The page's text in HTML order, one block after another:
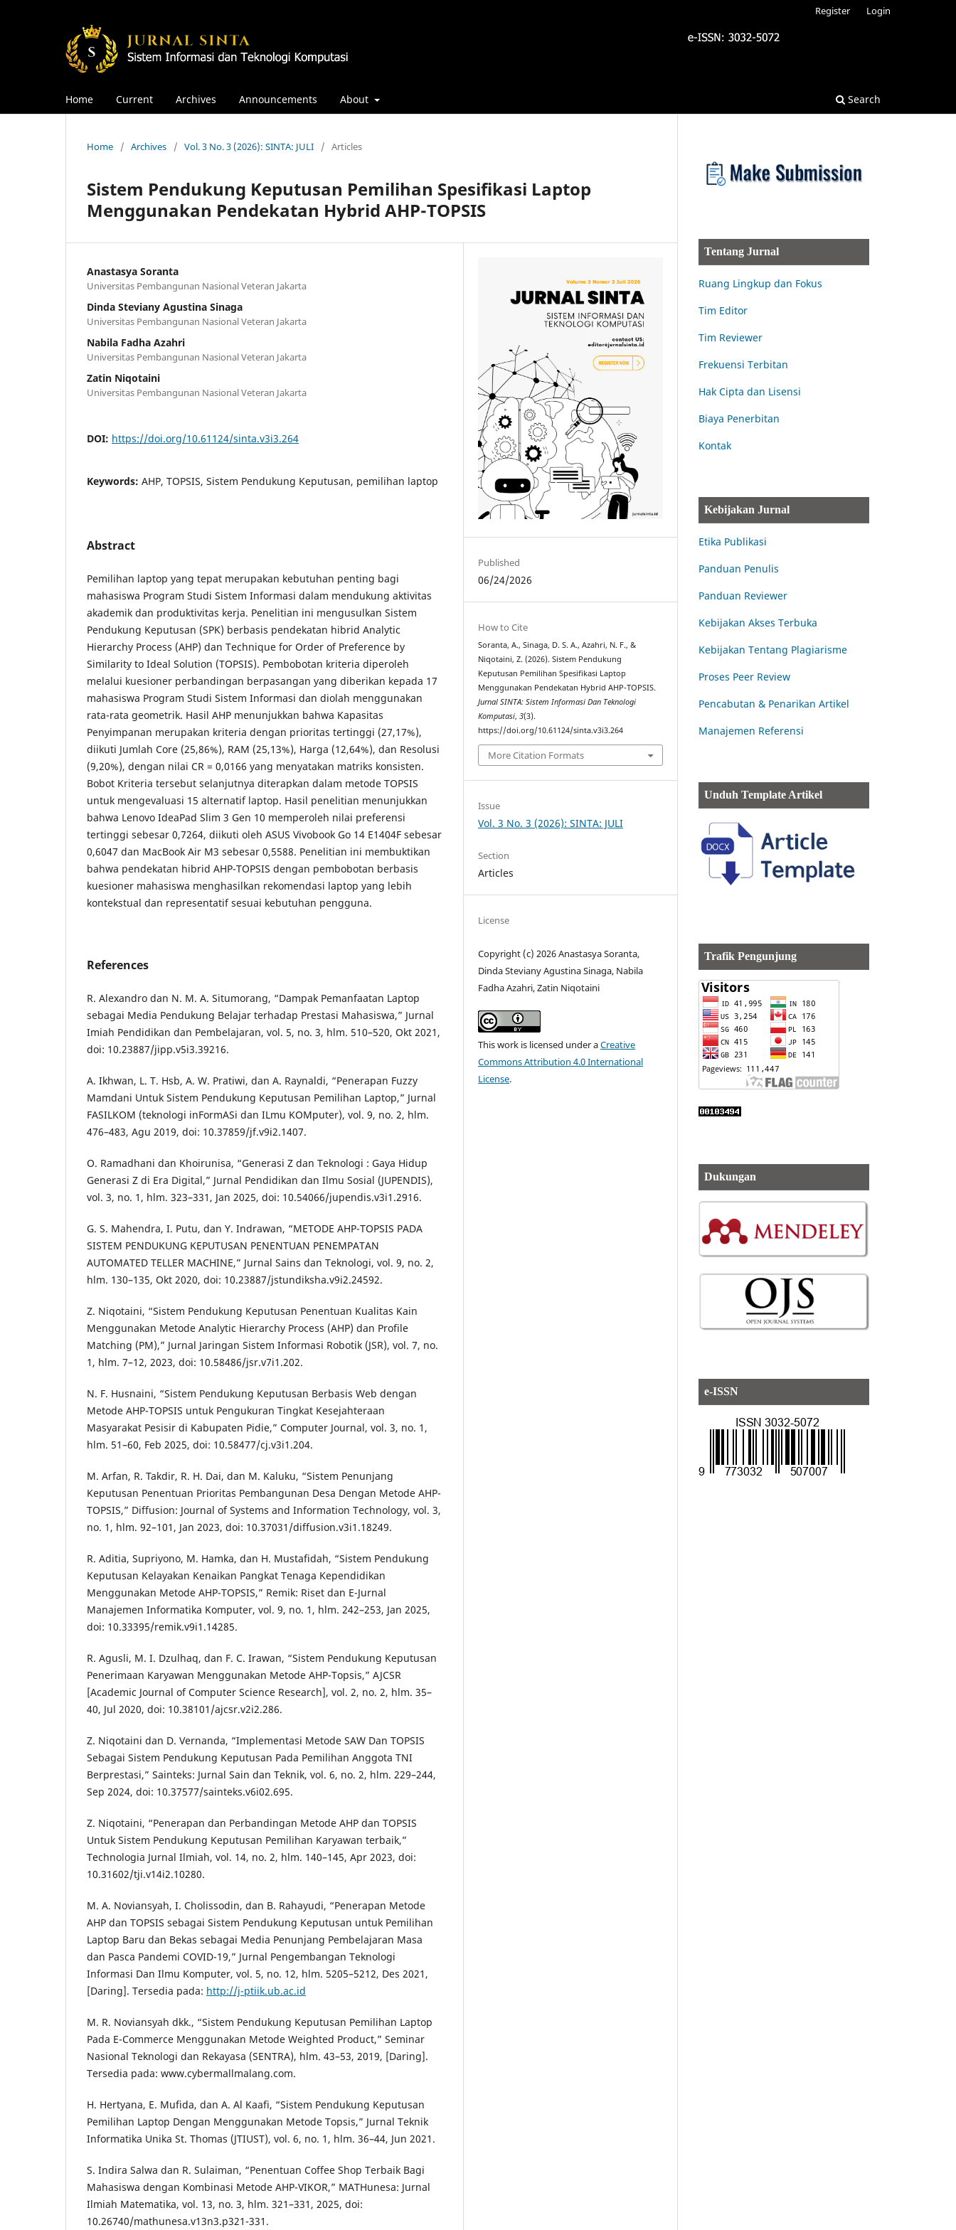
Home Current Archives Announcements About Search
Register Login
Home / Archives / Vol. 3 No. 3 (2026): SINTA: JULI / Articles
Sistem Pendukung Keputusan Pemilihan Spesifikasi Laptop
Menggunakan Pendekatan Hybrid AHP-TOPSIS
Anastasya Soranta
Universitas Pembangunan Nasional Veteran Jakarta
Dinda Steviany Agustina Sinaga
Universitas Pembangunan Nasional Veteran Jakarta
Nabila Fadha Azahri
Universitas Pembangunan Nasional Veteran Jakarta
Zatin Niqotaini
Universitas Pembangunan Nasional Veteran Jakarta
DOI: https://doi.org/10.61124/sinta.v3i3.264
Keywords: AHP, TOPSIS, Sistem Pendukung Keputusan, pemilihan laptop
Abstract
Pemilihan laptop yang tepat merupakan kebutuhan penting bagi
mahasiswa Program Studi Sistem Informasi dalam mendukung aktivitas
akademik dan produktivitas kerja. Penelitian ini mengusulkan Sistem
Pendukung Keputusan (SPK) berbasis pendekatan hibrid Analytic
Hierarchy Process (AHP) dan Technique for Order of Preference by
Similarity to Ideal Solution (TOPSIS). Pembobotan kriteria diperoleh
melalui kuesioner perbandingan berpasangan yang diberikan kepada 17
mahasiswa Program Studi Sistem Informasi dan diolah menggunakan
rata-rata geometrik. Hasil AHP menunjukkan bahwa Kapasitas
Penyimpanan merupakan kriteria dengan prioritas tertinggi (27,17%),
diikuti Jumlah Core (25,86%), RAM (25,13%), Harga (12,64%), dan Resolusi
(9,20%), dengan nilai CR = 0,0166 yang menyatakan matriks konsisten.
Bobot Kriteria tersebut selanjutnya diterapkan dalam metode TOPSIS
untuk mengevaluasi 15 alternatif laptop. Hasil penelitian menunjukkan
bahwa Lenovo IdeaPad Slim 3 Gen 10 memperoleh nilai preferensi
tertinggi sebesar 0,7264, diikuti oleh ASUS Vivobook Go 14 E1404F sebesar
0,6047 dan MacBook Air M3 sebesar 0,5588. Penelitian ini membuktikan
bahwa pendekatan hibrid AHP-TOPSIS dengan pembobotan berbasis
kuesioner mahasiswa menghasilkan rekomendasi laptop yang lebih
kontekstual dan representatif sesuai kebutuhan pengguna.
References
R. Alexandro dan N. M. A. Situmorang, “Dampak Pemanfaatan Laptop
sebagai Media Pendukung Belajar terhadap Prestasi Mahasiswa,” Jurnal
Imiah Pendidikan dan Pembelajaran, vol. 5, no. 3, hlm. 510–520, Okt 2021,
doi: 10.23887/jipp.v5i3.39216.
A. Ikhwan, L. T. Hsb, A. W. Pratiwi, dan A. Raynaldi, “Penerapan Fuzzy
Mamdani Untuk Sistem Pendukung Keputusan Pemilihan Laptop,” Jurnal
FASILKOM (teknologi inFormASi dan ILmu KOMputer), vol. 9, no. 2, hlm.
476–483, Agu 2019, doi: 10.37859/jf.v9i2.1407.
O. Ramadhani dan Khoirunisa, “Generasi Z dan Teknologi : Gaya Hidup
Generasi Z di Era Digital,” Jurnal Pendidikan dan Ilmu Sosial (JUPENDIS),
vol. 3, no. 1, hlm. 323–331, Jan 2025, doi: 10.54066/jupendis.v3i1.2916.
G. S. Mahendra, I. Putu, dan Y. Indrawan, “METODE AHP-TOPSIS PADA
SISTEM PENDUKUNG KEPUTUSAN PENENTUAN PENEMPATAN
AUTOMATED TELLER MACHINE,” Jurnal Sains dan Teknologi, vol. 9, no. 2,
hlm. 130–135, Okt 2020, doi: 10.23887/jstundiksha.v9i2.24592.
Z. Niqotaini, “Sistem Pendukung Keputusan Penentuan Kualitas Kain
Menggunakan Metode Analytic Hierarchy Process (AHP) dan Profile
Matching (PM),” Jurnal Jaringan Sistem Informasi Robotik (JSR), vol. 7, no.
1, hlm. 7–12, 2023, doi: 10.58486/jsr.v7i1.202.
N. F. Husnaini, “Sistem Pendukung Keputusan Berbasis Web dengan
Metode AHP-TOPSIS untuk Pengukuran Tingkat Kesejahteraan
Masyarakat Pesisir di Kabupaten Pidie,” Computer Journal, vol. 3, no. 1,
hlm. 51–60, Feb 2025, doi: 10.58477/cj.v3i1.204.
M. Arfan, R. Takdir, R. H. Dai, dan M. Kaluku, “Sistem Penunjang
Keputusan Penentuan Prioritas Pembangunan Desa Dengan Metode AHP-
TOPSIS,” Diffusion: Journal of Systems and Information Technology, vol. 3,
no. 1, hlm. 92–101, Jan 2023, doi: 10.37031/diffusion.v3i1.18249.
R. Aditia, Supriyono, M. Hamka, dan H. Mustafidah, “Sistem Pendukung
Keputusan Kelayakan Kenaikan Pangkat Tenaga Kependidikan
Menggunakan Metode AHP-TOPSIS,” Remik: Riset dan E-Jurnal
Manajemen Informatika Komputer, vol. 9, no. 1, hlm. 242–253, Jan 2025,
doi: 10.33395/remik.v9i1.14285.
R. Agusli, M. I. Dzulhaq, dan F. C. Irawan, “Sistem Pendukung Keputusan
Penerimaan Karyawan Menggunakan Metode AHP-Topsis,” AJCSR
[Academic Journal of Computer Science Research], vol. 2, no. 2, hlm. 35–
40, Jul 2020, doi: 10.38101/ajcsr.v2i2.286.
Z. Niqotaini dan D. Vernanda, “Implementasi Metode SAW Dan TOPSIS
Sebagai Sistem Pendukung Keputusan Pada Pemilihan Anggota TNI
Berprestasi,” Sainteks: Jurnal Sain dan Teknik, vol. 6, no. 2, hlm. 229–244,
Sep 2024, doi: 10.37577/sainteks.v6i02.695.
Z. Niqotaini, “Penerapan dan Perbandingan Metode AHP dan TOPSIS
Untuk Sistem Pendukung Keputusan Pemilihan Karyawan terbaik,”
Technologia Jurnal Ilmiah, vol. 14, no. 2, hlm. 140–145, Apr 2023, doi:
10.31602/tji.v14i2.10280.
M. A. Noviansyah, I. Cholissodin, dan B. Rahayudi, “Penerapan Metode
AHP dan TOPSIS sebagai Sistem Pendukung Keputusan untuk Pemilihan
Laptop Baru dan Bekas sebagai Media Penunjang Pembelajaran Masa
dan Pasca Pandemi COVID-19,” Jurnal Pengembangan Teknologi
Informasi Dan Ilmu Komputer, vol. 5, no. 12, hlm. 5205–5212, Des 2021,
[Daring]. Tersedia pada: http://j-ptiik.ub.ac.id
M. R. Noviansyah dkk., “Sistem Pendukung Keputusan Pemilihan Laptop
Pada E-Commerce Menggunakan Metode Weighted Product,” Seminar
Nasional Teknologi dan Rekayasa (SENTRA), hlm. 43–53, 2019, [Daring].
Tersedia pada: www.cybermallmalang.com.
H. Hertyana, E. Mufida, dan A. Al Kaafi, “Sistem Pendukung Keputusan
Pemilihan Laptop Dengan Menggunakan Metode Topsis,” Jurnal Teknik
Informatika Unika St. Thomas (JTIUST), vol. 6, no. 1, hlm. 36–44, Jun 2021.
S. Indira Salwa dan R. Sulaiman, “Penentuan Coffee Shop Terbaik Bagi
Mahasiswa dengan Kombinasi Metode AHP-VIKOR,” MATHunesa: Jurnal
Ilmiah Matematika, vol. 13, no. 3, hlm. 321–331, 2025, doi:
10.26740/mathunesa.v13n3.p321-331.
Published
06/24/2026
How to Cite
Soranta, A., Sinaga, D. S. A., Azahri, N. F., &
Niqotaini, Z. (2026). Sistem Pendukung
Keputusan Pemilihan Spesifikasi Laptop
Menggunakan Pendekatan Hybrid AHP-TOPSIS.
Jurnal SINTA: Sistem Informasi Dan Teknologi
Komputasi,3(3).
https://doi.org/10.61124/sinta.v3i3.264
More Citation Formats
Issue
Vol. 3 No. 3 (2026): SINTA: JULI
Section
Articles
License
Copyright (c) 2026 Anastasya Soranta,
Dinda Steviany Agustina Sinaga, Nabila
Fadha Azahri, Zatin Niqotaini
This work is licensed under aCreative
Commons Attribution 4.0 International
License.
Tentang Jurnal
Ruang Lingkup dan Fokus
Tim Editor
Tim Reviewer
Frekuensi Terbitan
Hak Cipta dan Lisensi
Biaya Penerbitan
Kontak
Kebijakan Jurnal
Etika Publikasi
Panduan Penulis
Panduan Reviewer
Kebijakan Akses Terbuka
Kebijakan Tentang Plagiarisme
Proses Peer Review
Pencabutan & Penarikan Artikel
Manajemen Referensi
Unduh Template Artikel
Trafik Pengunjung
Dukungan
e-ISSN